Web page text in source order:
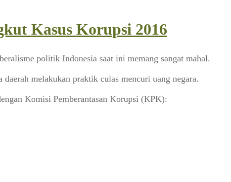
Kasus Korupsi 2016
politik Indonesia saat ini memang sangat mahal.
melakukan praktik culas mencuri uang negara.
Komisi Pemberantasan Korupsi (KPK):